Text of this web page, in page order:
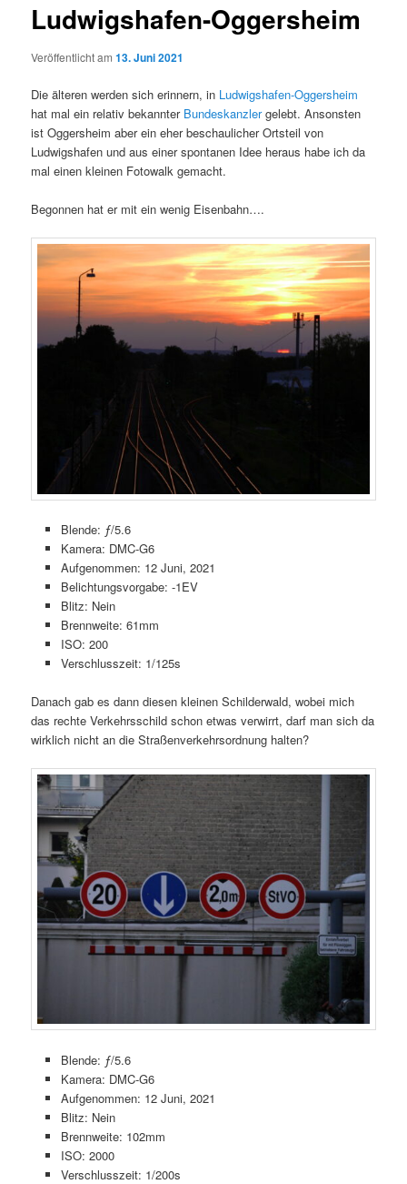
Ludwigshafen-Oggersheim
Veröffentlicht am13. Juni 2021
Die älteren werden sich erinnern, in Ludwigshafen-Oggersheim
hat mal ein relativ bekannter Bundeskanzlergelebt. Ansonsten
ist Oggersheim aber ein eher beschaulicher Ortsteil von
Ludwigshafen und aus einer spontanen Idee heraus habe ich da
mal einen kleinen Fotowalk gemacht.
Begonnen hat er mit ein wenig Eisenbahn….
Blende: ƒ/5.6
Kamera: DMC-G6
Aufgenommen: 12 Juni, 2021
Belichtungsvorgabe: -1EV
Blitz: Nein
Brennweite: 61mm
ISO: 200
Verschlusszeit: 1/125s
Danach gab es dann diesen kleinen Schilderwald, wobei mich
das rechte Verkehrsschild schon etwas verwirrt, darf man sich da
wirklich nicht an die Straßenverkehrsordnung halten?
Blende: ƒ/5.6
Kamera: DMC-G6
Aufgenommen: 12 Juni, 2021
Blitz: Nein
Brennweite: 102mm
ISO: 2000
Verschlusszeit: 1/200s